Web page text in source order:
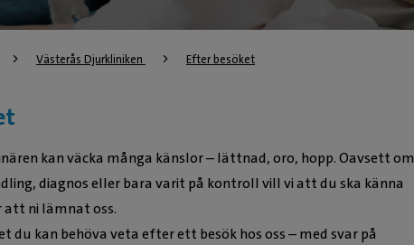
Västerås Djurkliniken Efter besöket
kan väcka många känslor – lättnad, oro, hopp. Oavsett om
diagnos eller bara varit på kontroll vill vi att du ska känna
ni lämnat oss.
du kan behöva veta efter ett besök hos oss – med svar på